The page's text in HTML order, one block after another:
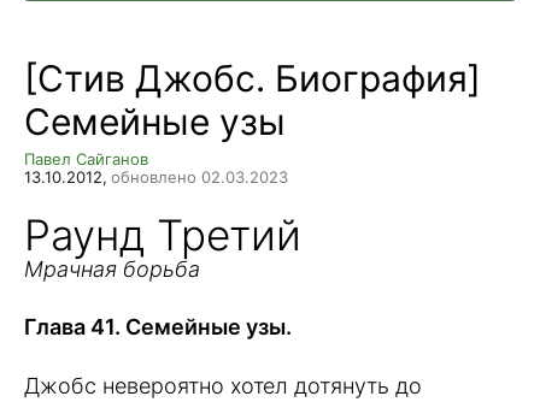
[Стив Джобс. Биография]
Семейные узы
Павел Сайганов
13.10.2012, обновлено 02.03.2023
Раунд Третий
Мрачная борьба
Глава 41. Семейные узы.
Джобс невероятно хотел дотянуть до